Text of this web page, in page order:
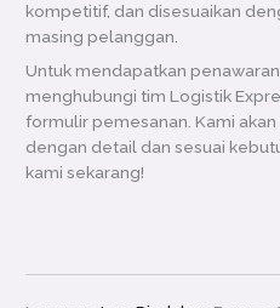
kompetitif, dan disesuaikan
masing pelanggan.
Untuk mendapatkan
menghubungi tim Logistik
formulir pemesanan. Kami
dengan detail dan sesuai
kami sekarang!